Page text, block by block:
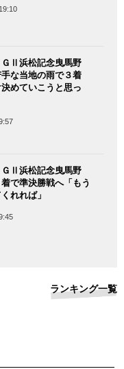
ＧⅡ浜松記念曳馬野
な当地の雨で３着
決めていこうと思っ
ＧⅡ浜松記念曳馬野
で準決勝戦へ「もう
れれば」
ランキング一覧